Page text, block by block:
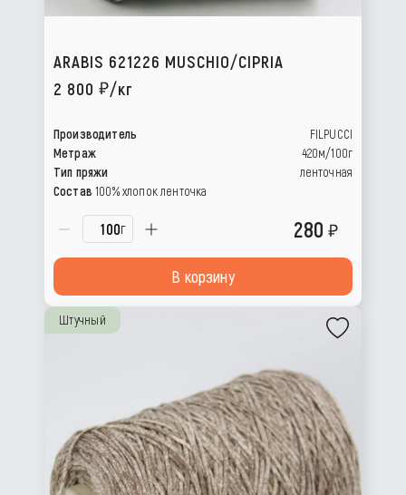
ARABIS 621226 MUSCHIO/CIPRIA
2 800
/кг
Производитель
FILPUCCI
Метраж
420м/100г
Тип пряжи
ленточная
Состав 100% хлопок ленточка
г 280
В корзину
Штучный